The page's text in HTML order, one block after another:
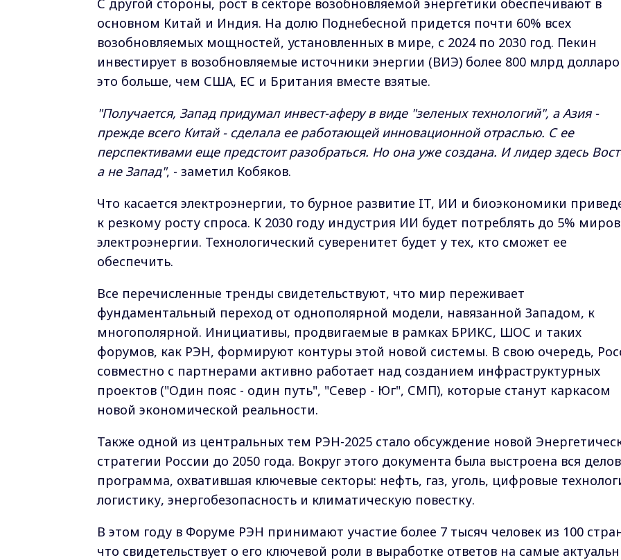
С другой стороны, рост в секторе возобновляемой энергетики обеспечивают в
основном Китай и Индия. На долю Поднебесной придется почти 60% всех
возобновляемых мощностей, установленных в мире, с 2024 по 2030 год. Пекин
инвестирует в возобновляемые источники энергии (ВИЭ) более 800 млрд
это больше, чем США, ЕС и Британия вместе взятые.
"Получается, Запад придумал инвест-аферу в виде "зеленых технологий", а Азия -
прежде всего Китай - сделала ее работающей инновационной отраслью. С ее
перспективами еще предстоит разобраться. Но она уже создана. И лидер здесь
а не Запад", - заметил Кобяков.
Что касается электроэнергии, то бурное развитие IT, ИИ и биоэкономики
к резкому росту спроса. К 2030 году индустрия ИИ будет потреблять до 5%
электроэнергии. Технологический суверенитет будет у тех, кто сможет ее
обеспечить.
Все перечисленные тренды свидетельствуют, что мир переживает
фундаментальный переход от однополярной модели, навязанной Западом, к
многополярной. Инициативы, продвигаемые в рамках БРИКС, ШОС и таких
форумов, как РЭН, формируют контуры этой новой системы. В свою очередь,
совместно с партнерами активно работает над созданием инфраструктурных
проектов ("Один пояс - один путь", "Север - Юг", СМП), которые станут каркасом
новой экономической реальности.
Также одной из центральных тем РЭН-2025 стало обсуждение новой
стратегии России до 2050 года. Вокруг этого документа была выстроена вся
программа, охватившая ключевые секторы: нефть, газ, уголь, цифровые
логистику, энергобезопасность и климатическую повестку.
В этом году в Форуме РЭН принимают участие более 7 тысяч человек из 100
что свидетельствует о его ключевой роли в выработке ответов на самые